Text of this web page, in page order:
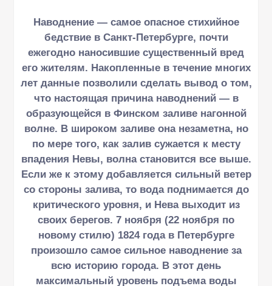
Наводнение — самое опасное стихийное
бедствие в Санкт-Петербурге, почти
ежегодно наносившие существенный вред
его жителям. Накопленные в течение многих
лет данные позволили сделать вывод о том,
что настоящая причина наводнений — в
образующейся в Финском заливе нагонной
волне. В широком заливе она незаметна, но
по мере того, как залив сужается к месту
впадения Невы, волна становится все выше.
Если же к этому добавляется сильный ветер
со стороны залива, то вода поднимается до
критического уровня, и Нева выходит из
своих берегов. 7 ноября (22 ноября по
новому стилю) 1824 года в Петербурге
произошло самое сильное наводнение за
всю историю города. В этот день
максимальный уровень подъема воды